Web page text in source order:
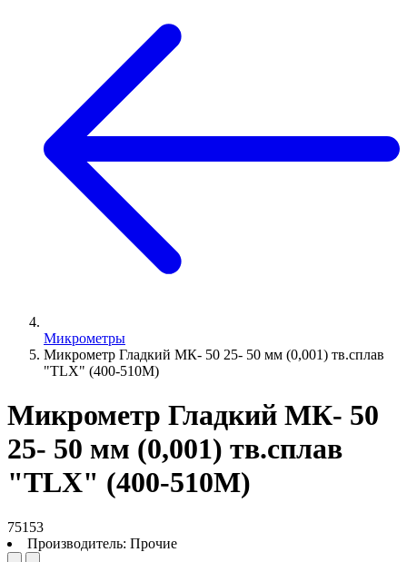
Микрометры
Микрометр Гладкий МК- 50 25- 50 мм (0,001) тв.сплав
"TLX" (400-510М)
Микрометр Гладкий МК- 50
25- 50 мм (0,001) тв.сплав
"TLX" (400-510М)
75153
Производитель: Прочие